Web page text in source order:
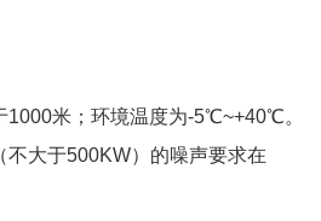
1000米；环境温度为-5℃~+40℃。
不大于500KW）的噪声要求在